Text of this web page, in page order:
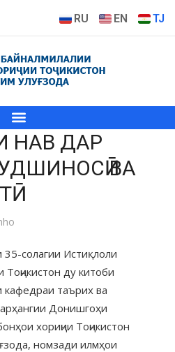
RU EN TJ
НАВ ДАР
ВА
35-солагии Истиқлоли
ду китоби
таърих ва
Донишгоҳи
хориҷии Тоҷикистон
номзади илмҳои